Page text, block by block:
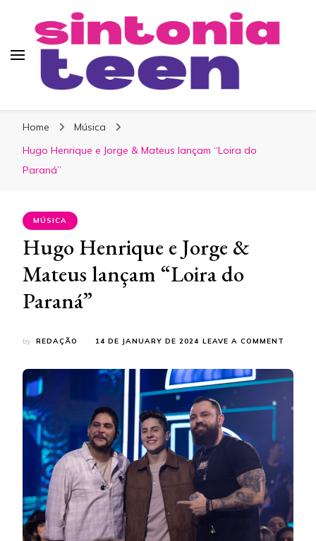
Home
Música
Hugo Henrique e Jorge & Mateus lançam “Loira do
Paraná”
MÚSICA
Hugo Henrique e Jorge &
Mateus lançam “Loira do
Paraná”
by REDAÇÃO 14 DE JANUARY DE 2024 LEAVE A COMMENT
E